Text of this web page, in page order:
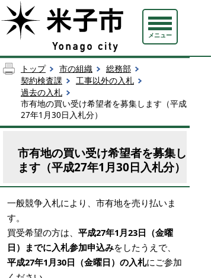
メニュー
トップ 市の組織
総務部
契約検査課
工事以外の入札
過去の入札
市有地の買い受け希望者を募集します（平成
27年1月30日入札分）
市有地の買い受け希望者を募集し
ます（平成27年1月30日入札分）
一般競争入札により、市有地を売り払いま
す。
買受希望の方は、 平成27年1月23日（金曜
日）までに入札参加申込みをしたうえで、
平成27年1月30日（金曜日）の入札にご参加